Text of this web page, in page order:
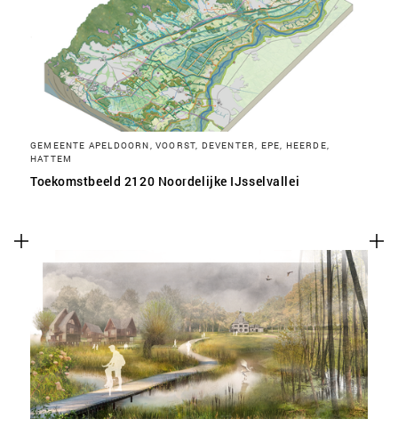
GEMEENTE APELDOORN, VOORST, DEVENTER, EPE, HEERDE,
HATTEM
Toekomstbeeld 2120 Noordelijke IJsselvallei
SLA VOORKEUREN OP